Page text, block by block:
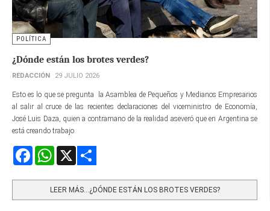
POLÍTICA
¿Dónde están los brotes verdes?
REDACCIÓN 29 JULIO 2026
Esto es lo que se pregunta la Asamblea de Pequeños y Medianos Empresarios
al salir al cruce de las recientes declaraciones del viceministro de Economía,
José Luis Daza, quien a contramano de la realidad aseveró que en Argentina se
está creando trabajo.
FacebookWhatsApp
LEER MÁS…¿DÓNDE ESTÁN LOS BROTES VERDES?